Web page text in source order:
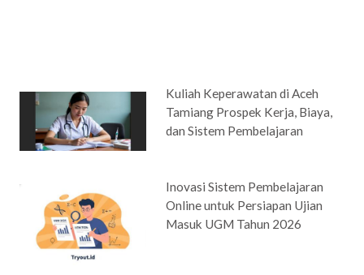
Kuliah Keperawatan di Aceh
Tamiang Prospek Kerja, Biaya,
dan Sistem Pembelajaran
Inovasi Sistem Pembelajaran
Online untuk Persiapan Ujian
Masuk UGM Tahun 2026